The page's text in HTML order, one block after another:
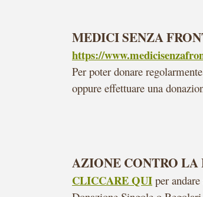
MEDICI SENZA
https://
Per poter donare
oppure effettuare una
AZIONE CONTRO LA
CLICCARE QUI per